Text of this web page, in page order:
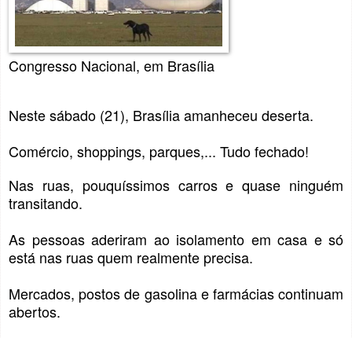
Congresso Nacional, em Brasília
Neste sábado (21), Brasília amanheceu deserta.
Comércio, shoppings, parques,... Tudo fechado!
Nas ruas, pouquíssimos carros e quase ninguém
transitando.
As pessoas aderiram ao isolamento em casa e só
está nas ruas quem realmente precisa.
Mercados, postos de gasolina e farmácias continuam
abertos.